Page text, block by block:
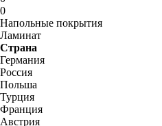
0
Напольные покрытия
Ламинат
Страна
Германия
Россия
Польша
Турция
Франция
Австрия